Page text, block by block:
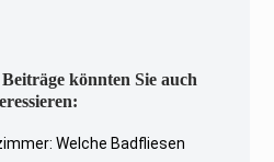
könnten Sie auch
Welche Badfliesen